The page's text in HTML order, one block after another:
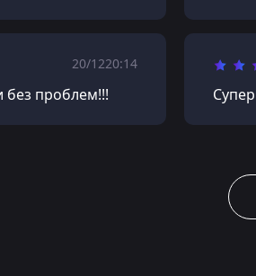
20/1220:14
без проблем!!! Супер